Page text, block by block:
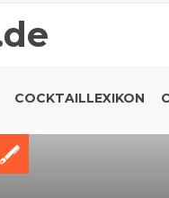
COCKTAILLEXIKON